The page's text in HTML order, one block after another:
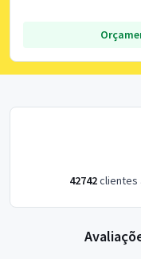
42742clientes